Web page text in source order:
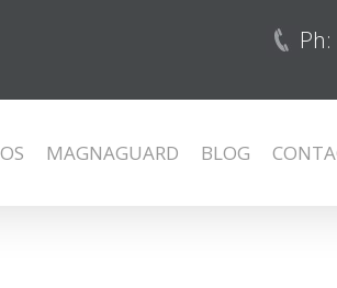
MAGNAGUARD BLOG